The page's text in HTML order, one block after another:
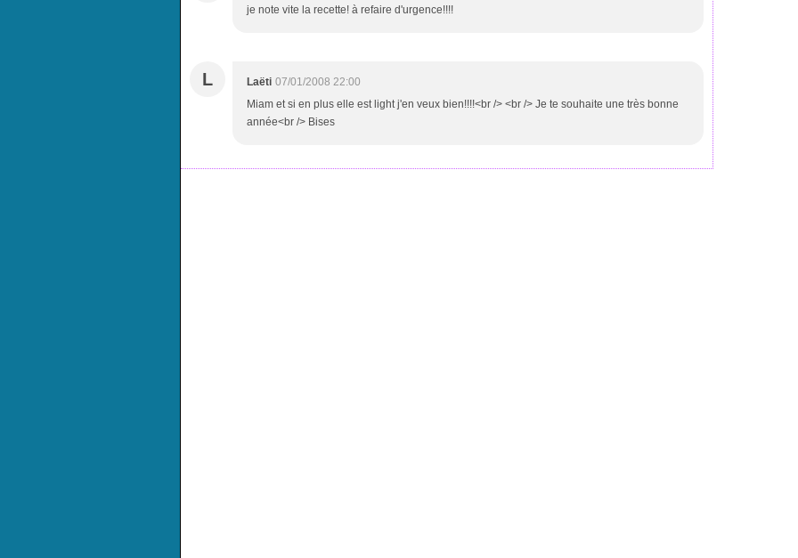
je note vite la recette! à refaire d'urgence!!!!
L Laëti 07/01/2008 22:00
Miam et si en plus elle est light j'en veux bien!!!!<br /> <br /> Je te souhaite une très bonne
année<br /> Bises